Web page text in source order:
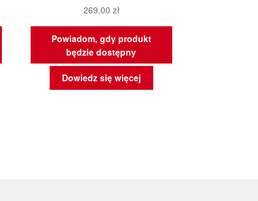
269,00 zł
Powiadom, gdy produkt
będzie dostępny
Dowiedz się więcej